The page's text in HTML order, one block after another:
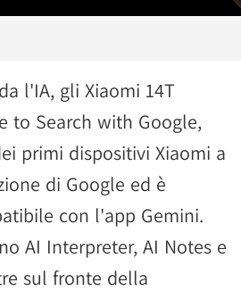
l'IA, gli Xiaomi 14T
to Search with Google,
primi dispositivi Xiaomi a
di Google ed è
con l'app Gemini.
AI Interpreter, AI Notes e
sul fronte della